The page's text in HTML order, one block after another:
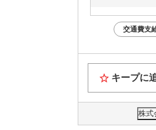
交通費支
キープに
株式